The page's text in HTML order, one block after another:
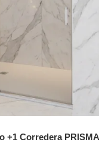
+1 Corredera PRISMA